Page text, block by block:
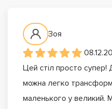
Зоя
Цей стіл просто
можна легко
маленького у великий.